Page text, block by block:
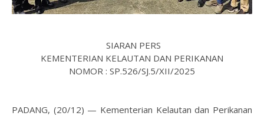
SIARAN PERS
KEMENTERIAN KELAUTAN DAN PERIKANAN
NOMOR : SP.526/SJ.5/XII/2025
PADANG, (20/12) — Kementerian Kelautan dan Perikanan